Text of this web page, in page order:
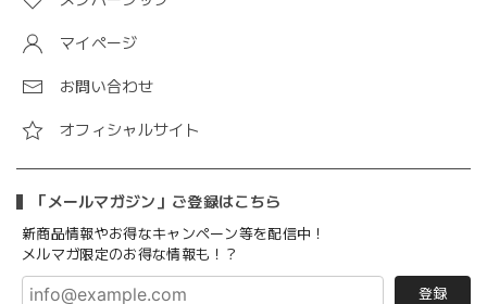
マイページ
お問い合わせ
オフィシャルサイト
「メールマガジン」ご登録はこちら
新商品情報やお得なキャンペーン等を配信中！
メルマガ限定のお得な情報も！？
登録